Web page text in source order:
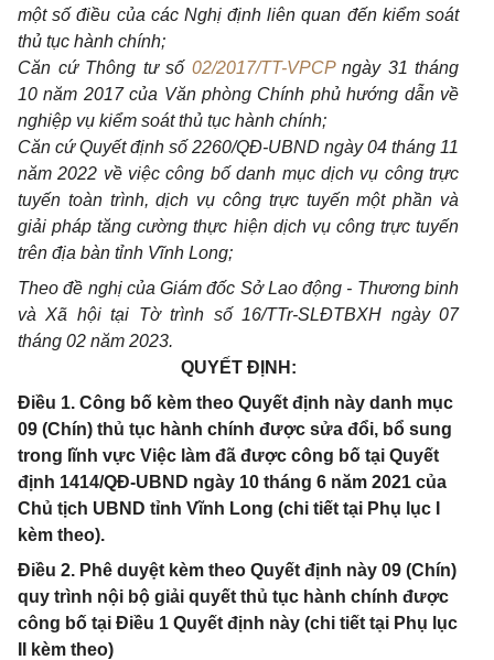
một số điều của các Nghị định liênquan đến kiểm soát
thủ tục hành chính;
Căn cứ Thông tư số 02/2017/TT-VPCP ngày 31 tháng
10năm 2017của Văn phòng Chính phủ hướng dẫn về
nghiệp vụ kiểm soát thủ tục hành chính;
Căn cứ Quyết định số 2260/QĐ-UBND ngày04 tháng 11
năm2022 về việc công bốdanh mục dịch vụ công trực
tuyến toàn trình, dịch vụ công trực tuyến một phần và
giải pháp tăng cường thực hiện dịch vụ công trực tuyến
trên địa bàn tỉnh Vĩnh Long;
Theo đề nghị của Giám đốc Sở Lao động - Thương binh
và Xã hội tại Tờ trình số 16/TTr-SLĐTBXH ngày 07
tháng 02 năm 2023.
QUYẾT ĐỊNH:
Điều 1. Công bố kèm theo Quyết định này danh mục
09 (Chín) thủ tục hành chính được sửa đổi, bổ sung
trong lĩnh vực Việc làm đã được công bố tại Quyết
định 1414/QĐ-UBND ngày 10 tháng 6 năm 2021 của
Chủ tịch UBND tỉnh Vĩnh Long (chi tiết tại Phụ lục I
kèm theo).
Điều 2. Phê duyệt kèm theo Quyết định này 09 (Chín)
quy trình nội bộ giải quyết thủ tục hành chính được
công bố tại Điều 1 Quyết định này (chi tiết tại Phụ lục
II kèm theo)